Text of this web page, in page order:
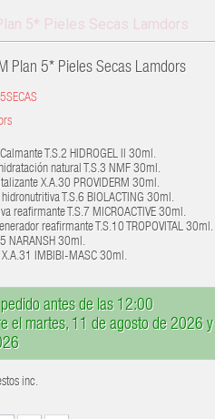
5* Pieles Secas Lamdors
Plan 5* Pieles Secas Lamdors
T.S.2 HIDROGEL II 30ml.
natural T.S.3 NMF 30ml.
X.A.30 PROVIDERM 30ml.
T.S.6 BIOLACTING 30ml.
reafirmante T.S.7 MICROACTIVE 30ml.
reafirmante T.S.10 TROPOVITAL 30ml.
NARANSH 30ml.
IMBIBI-MASC 30ml.
antes de las 12:00
el martes, 11 de agosto de 2026
inc.